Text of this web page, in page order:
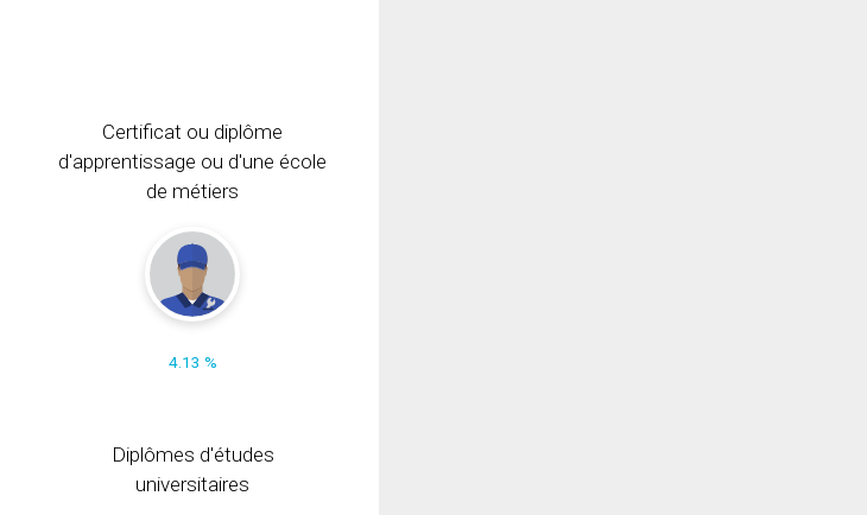
Certificat ou diplôme
d'apprentissage ou d'une école
de métiers
4.13 %
Diplômes d'études
universitaires